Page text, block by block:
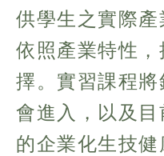
供學生之實際
依照產業特性
擇。實習課程
會進入，以及
的企業化生技健